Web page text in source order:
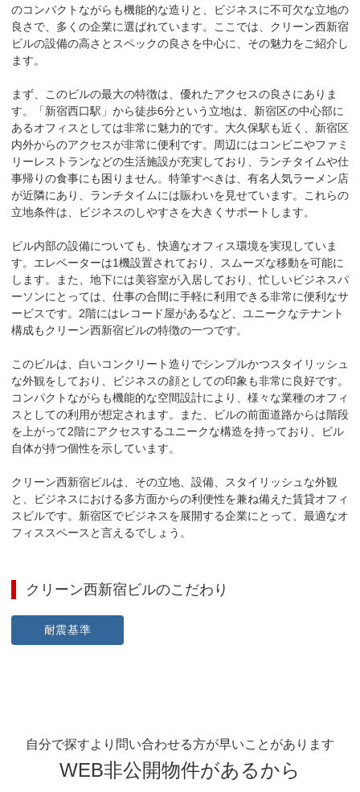
のコンパクトながらも機能的な造りと、ビジネスに不可欠な立地の
良さで、多くの企業に選ばれています。ここでは、クリーン西新宿
ビルの設備の高さとスペックの良さを中心に、その魅力をご紹介し
ます。
まず、このビルの最大の特徴は、優れたアクセスの良さにありま
す。「新宿西口駅」から徒歩6分という立地は、新宿区の中心部に
あるオフィスとしては非常に魅力的です。大久保駅も近く、新宿区
内外からのアクセスが非常に便利です。周辺にはコンビニやファミ
リーレストランなどの生活施設が充実しており、ランチタイムや仕
事帰りの食事にも困りません。特筆すべきは、有名人気ラーメン店
が近隣にあり、ランチタイムには賑わいを見せています。これらの
立地条件は、ビジネスのしやすさを大きくサポートします。
ビル内部の設備についても、快適なオフィス環境を実現していま
す。エレベーターは1機設置されており、スムーズな移動を可能に
します。また、地下には美容室が入居しており、忙しいビジネスパ
ーソンにとっては、仕事の合間に手軽に利用できる非常に便利なサ
ービスです。2階にはレコード屋があるなど、ユニークなテナント
構成もクリーン西新宿ビルの特徴の一つです。
このビルは、白いコンクリート造りでシンプルかつスタイリッシュ
な外観をしており、ビジネスの顔としての印象も非常に良好です。
コンパクトながらも機能的な空間設計により、様々な業種のオフィ
スとしての利用が想定されます。また、ビルの前面道路からは階段
を上がって2階にアクセスするユニークな構造を持っており、ビル
自体が持つ個性を示しています。
クリーン西新宿ビルは、その立地、設備、スタイリッシュな外観
と、ビジネスにおける多方面からの利便性を兼ね備えた賃貸オフィ
スビルです。新宿区でビジネスを展開する企業にとって、最適なオ
フィススペースと言えるでしょう。
クリーン西新宿ビルのこだわり
耐震基準
自分で探すより問い合わせる方が早いことがあります
WEB非公開物件があるから